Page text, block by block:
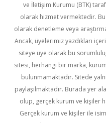
ve İletişim Kurumu (BTK)
olarak hizmet vermektedir.
olarak denetleme veya
Ancak, üyelerimiz yazdıkları
siteye üye olarak bu
sitesi, herhangi bir marka,
bulunmamaktadır. Sitede
paylaşılmaktadır. Burada yer
olup, gerçek kurum ve kişiler
Gerçek kurum ve kişiler ile